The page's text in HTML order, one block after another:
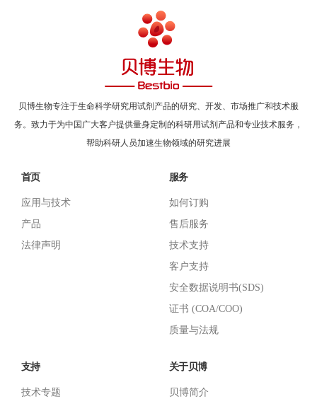
贝博生物专注于生命科学研究用试剂产品的研究、开发、市场推广和技术服
务。致力于为中国广大客户提供量身定制的科研用试剂产品和专业技术服务，
帮助科研人员加速生物领域的研究进展
首页
应用与技术
产品
法律声明
服务
如何订购
售后服务
技术支持
客户支持
安全数据说明书(SDS)
证书 (COA/COO)
质量与法规
支持
技术专题
关于贝博
贝博简介